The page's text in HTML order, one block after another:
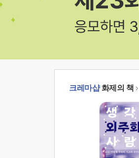
크레마샵화제의 책